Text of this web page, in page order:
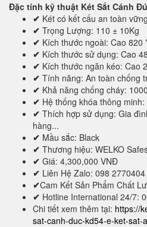
Đặc tính kỹ thuật Két Sắt Cánh
✔ Két có kết cấu an toàn
✔ Trọng Lượng: 110 ± 10Kg
✔ Kích thước ngoài: Cao 820
✔ Kích thước sử dụng: Cao
✔ Kích thước ngăn kéo: Cao
✔ Tính năng: An toàn chống
✔ Khả năng chống cháy:
✔ Hệ thống khóa thông
✔ Thích hợp sử dụng: Gia
hàng...
✔ Mầu sắc: Black
✔ Thương hiệu: WELKO
✔ Giá: 4,300,000 VNĐ
✔ Liên Hệ Zalo: 098 2770404
✔Cam Kết Sản Phẩm Chất
✔ Hotline International 24/7:
Chi tiết xem thêm tại: https://
sat-canh-duc-kd54-e-ket-sat-